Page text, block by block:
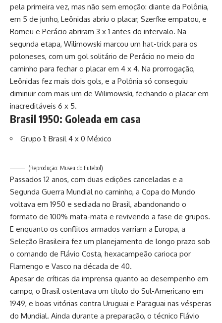
pela primeira vez, mas não sem emoção: diante da Polônia,
em 5 de junho, Leônidas abriu o placar, Szerfke empatou, e
Romeu e Perácio abriram 3 x 1 antes do intervalo. Na
segunda etapa, Wilimowski marcou um hat-trick para os
poloneses, com um gol solitário de Perácio no meio do
caminho para fechar o placar em 4 x 4. Na prorrogação,
Leônidas fez mais dois gols, e a Polônia só conseguiu
diminuir com mais um de Wilimowski, fechando o placar em
inacreditáveis 6 x 5.
Brasil 1950: Goleada em casa
Grupo 1: Brasil 4 x 0 México
(Reprodução: Museu do Futebol)
Passados 12 anos, com duas edições canceladas e a
Segunda Guerra Mundial no caminho, a Copa do Mundo
voltava em 1950 e sediada no Brasil, abandonando o
formato de 100% mata-mata e revivendo a fase de grupos.
E enquanto os conflitos armados varriam a Europa, a
Seleção Brasileira fez um planejamento de longo prazo sob
o comando de Flávio Costa, hexacampeão carioca por
Flamengo e Vasco na década de 40.
Apesar de críticas da imprensa quanto ao desempenho em
campo, o Brasil ostentava um título do Sul-Americano em
1949, e boas vitórias contra Uruguai e Paraguai nas vésperas
do Mundial. Ainda durante a preparação, o técnico Flávio